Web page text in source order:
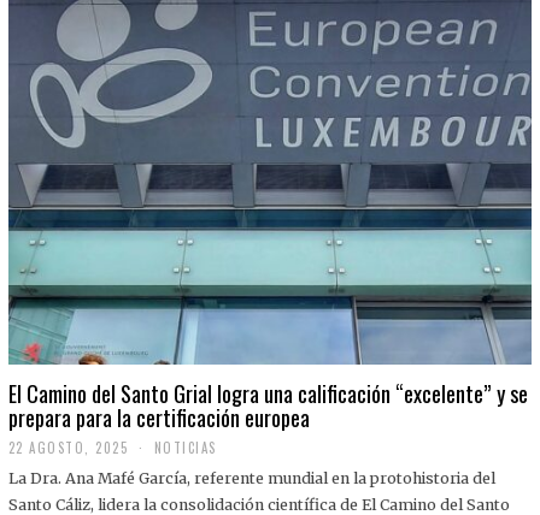
El Camino del Santo Grial logra una calificación “excelente” y se
prepara para la certificación europea
22 AGOSTO, 2025
2
A
G
NOTICIAS
La Dra. Ana Mafé García, referente mundial en la protohistoria del
Santo Cáliz, lidera la consolidación científica de El Camino del Santo